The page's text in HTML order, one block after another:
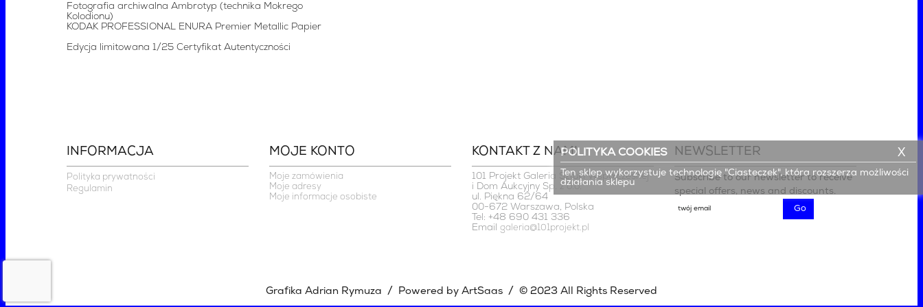
Fotografia archiwalna Ambrotyp (technika Mokrego
Kolodionu)
KODAK PROFESSIONAL ENURA Premier Metallic Papier
Edycja limitowana 1/25 Certyfikat Autentyczności
INFORMACJA
Polityka prywatności
Regulamin
MOJE KONTO
Moje zamówienia
Moje adresy
Moje informacje osobiste
KONTAKT Z NAMI
101 Projekt Galeria Sztuki Współczesnej
i Dom Aukcyjny Sp. z o.o.
ul. Piękna 62/64
00-672 Warszawa, Polska
Tel: +48 690 431 336
Email galeria@101projekt.pl
NEWSLETTER
Subscribe to our newsletter to receive
special offers, news and discounts.
POLITYKA COOKIES
Ten sklep wykorzystuje technologię "Ciasteczek", która rozszerza możliwości
działania sklepu
X
Grafika Adrian Rymuza / Powered by ArtSaas / © 2023 All Rights Reserved